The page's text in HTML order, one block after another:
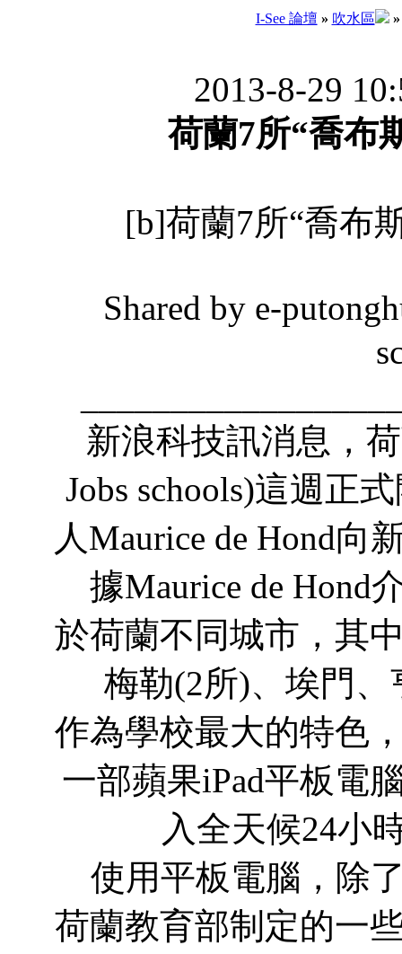
I-See 論壇 » 吹水區 »
2013-8-29
荷蘭7所“喬布
[b]荷蘭7所“喬布
Shared by e-
新浪科技訊消息，
Jobs schools)這週正
人Maurice de Hond向
據Maurice de Hond
於荷蘭不同城市，其
梅勒(2所)、埃門
作為學校最大的特色
一部蘋果iPad平板電
入全天候24小
使用平板電腦，除
荷蘭教育部制定的一